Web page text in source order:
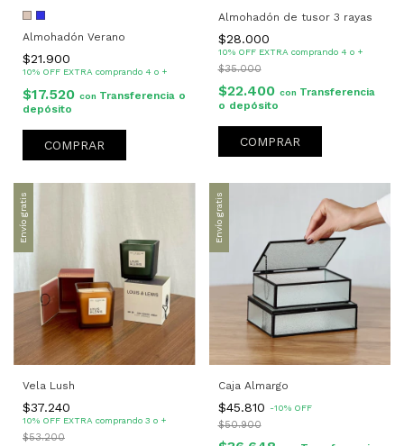
Almohadón Verano
$21.900
10% OFF EXTRA comprando 4 o +
$17.520 con Transferencia o
depósito
COMPRAR
Almohadón de tusor 3 rayas
$28.000
10% OFF EXTRA comprando 4 o +
$35.000
$22.400 con Transferencia
o depósito
Envío gratis
Vela Lush
$37.240
10% OFF EXTRA comprando 3 o +
$53.200
Envío gratis
Caja Almargo
$45.810 -10% OFF
$50.900